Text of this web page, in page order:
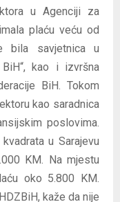
u Agenciji za
plaću veću od
bila savjetnica u
kao i izvršna
BiH. Tokom
kao saradnica
poslovima.
u Sarajevu
KM. Na mjestu
oko 5.800 KM.
kaže da nije